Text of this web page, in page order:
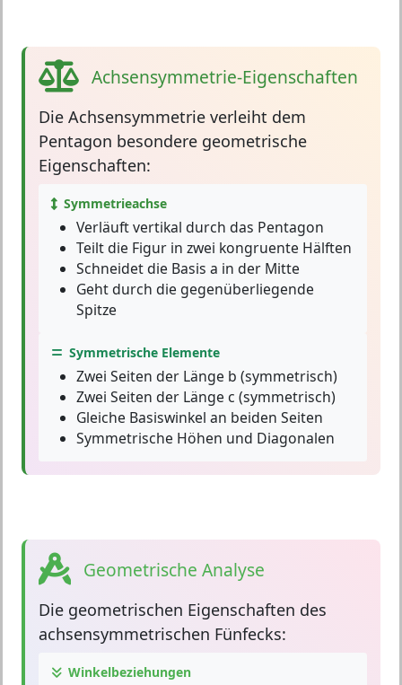
Achsensymmetrie-Eigenschaften
Die Achsensymmetrie verleiht dem
Pentagon besondere geometrische
Eigenschaften:
Symmetrieachse
Verläuft vertikal durch das Pentagon
Teilt die Figur in zwei kongruente Hälften
Schneidet die Basis a in der Mitte
Geht durch die gegenüberliegende
Spitze
Symmetrische Elemente
Zwei Seiten der Länge b (symmetrisch)
Zwei Seiten der Länge c (symmetrisch)
Gleiche Basiswinkel an beiden Seiten
Symmetrische Höhen und Diagonalen
Geometrische Analyse
Die geometrischen Eigenschaften des
achsensymmetrischen Fünfecks:
Winkelbeziehungen